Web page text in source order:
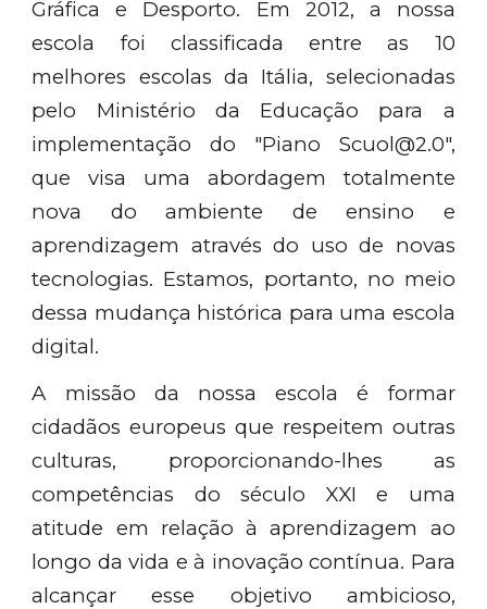
Gráfica e Desporto. Em 2012, a nossa
escola foi classificada entre as 10
melhores escolas da Itália, selecionadas
pelo Ministério da Educação para a
implementação do "Piano Scuol@2.0",
que visa uma abordagem totalmente
nova do ambiente de ensino e
aprendizagem através do uso de novas
tecnologias. Estamos, portanto, no meio
dessa mudança histórica para uma escola
digital.
A missão da nossa escola é formar
cidadãos europeus que respeitem outras
culturas, proporcionando-lhes as
competências do século XXI e uma
atitude em relação à aprendizagem ao
longo da vida e à inovação contínua. Para
alcançar esse objetivo ambicioso,